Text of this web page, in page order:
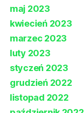
maj 2023
kwiecień 2023
marzec 2023
luty 2023
styczeń 2023
grudzień 2022
listopad 2022